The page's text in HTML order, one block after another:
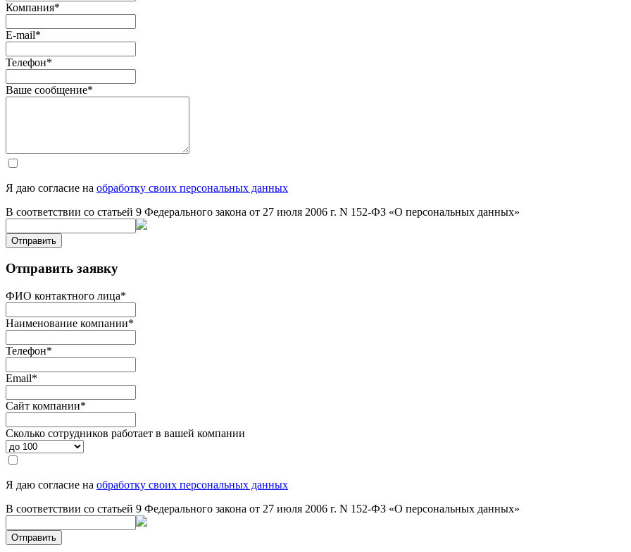
Компания*
E-mail*
Телефон*
Ваше сообщение*
Я даю согласие на обработку своих персональных данных
В соответствии со статьей 9 Федерального закона от 27 июля 2006 г. N 152-ФЗ «О персональных данных»
Отправить
Отправить заявку
ФИО контактного лица*
Наименование компании*
Телефон*
Email*
Сайт компании*
Сколько сотрудников работает в вашей компании
Я даю согласие на обработку своих персональных данных
В соответствии со статьей 9 Федерального закона от 27 июля 2006 г. N 152-ФЗ «О персональных данных»
Отправить